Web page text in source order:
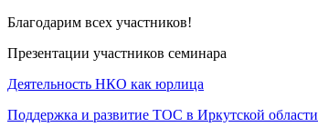
Благодарим всех участников!
Презентации участников семинара
Деятельность НКО как юрлица
Поддержка и развитие ТОС в Иркутской области